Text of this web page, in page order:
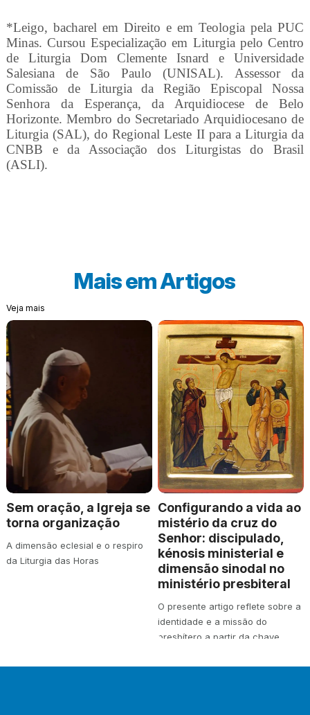
*Leigo, bacharel em Direito e em Teologia pela PUC
Minas. Cursou Especialização em Liturgia pelo Centro
de Liturgia Dom Clemente Isnard e Universidade
Salesiana de São Paulo (UNISAL). Assessor da
Comissão de Liturgia da Região Episcopal Nossa
Senhora da Esperança, da Arquidiocese de Belo
Horizonte. Membro do Secretariado Arquidiocesano de
Liturgia (SAL), do Regional Leste II para a Liturgia da
CNBB e da Associação dos Liturgistas do Brasil
(ASLI).
Mais emArtigos
Veja mais
Sem oração, a Igreja se
torna organização
A dimensão eclesial e o respiro
da Liturgia das Horas
Configurando a vida ao
mistério da cruz do
Senhor: discipulado,
kénosis ministerial e
dimensão sinodal no
ministério presbiteral
O presente artigo reflete sobre a
identidade e a missão do
presbítero a partir da chave